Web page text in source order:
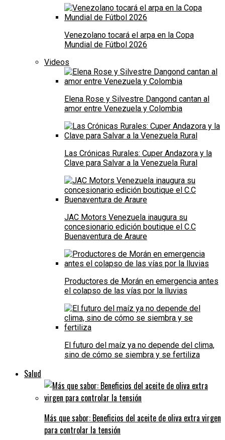
Venezolano tocará el arpa en la Copa
Mundial de Fútbol 2026
Videos
Elena Rose y Silvestre Dangond cantan al
amor entre Venezuela y Colombia
Las Crónicas Rurales: Cuper Andazora y la
Clave para Salvar a la Venezuela Rural
JAC Motors Venezuela inaugura su
concesionario edición boutique el C.C
Buenaventura de Araure
Productores de Morán en emergencia antes
el colapso de las vías por la lluvias
El futuro del maíz ya no depende del clima,
sino de cómo se siembra y se fertiliza
Salud
Más que sabor: Beneficios del aceite de oliva extra virgen
para controlar la tensión